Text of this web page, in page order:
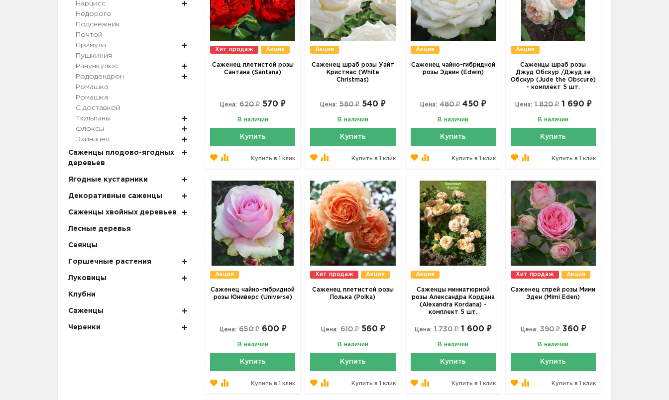
Нарцисс
Недорого
Подснежник
Почтой
Примула
Пушкиния
Ранункулюс
Рододендрон
Ромашка
Ромашка
С доставкой
Тюльпаны
Флоксы
Эхинацея
Саженцы плодово-ягодных
деревьев
Ягодные кустарники
Декоративные саженцы
Саженцы хвойных деревьев
Лесные деревья
Сеянцы
Горшечные растения
Луковицы
Клубни
Саженцы
Черенки
Хит продаж Акция
Саженец плетистой розы
Сантана (Santana)
Цена: 620 ₽ 570 ₽
В наличии
Купить
Купить в 1 клик
Акция
Саженец шраб розы Уайт
Кристмас (White
Christmas)
Цена: 580 ₽ 540 ₽
В наличии
Купить
Купить в 1 клик
Акция
Саженец чайно-гибридной
розы Эдвин (Edwin)
Цена: 480 ₽ 450 ₽
В наличии
Купить
Купить в 1 клик
Акция
Саженцы шраб розы
Джуд Обскур /Джуд зе
Обскур (Jude the Obscure)
- комплект 5 шт.
Цена: 1 820 ₽ 1 690 ₽
В наличии
Купить
Купить в 1 клик
Акция
Саженец чайно-гибридной
розы Юниверс (Universe)
Цена: 650 ₽ 600 ₽
В наличии
Купить
Купить в 1 клик
Хит продаж Акция
Саженец плетистой розы
Полька (Polka)
Цена: 610 ₽ 560 ₽
В наличии
Купить
Купить в 1 клик
Акция
Саженцы миниатюрной
розы Александра Кордана
(Alexandra Kordana) -
комплект 5 шт.
Цена: 1 730 ₽ 1 600 ₽
В наличии
Купить
Купить в 1 клик
Хит продаж Акция
Саженец спрей розы Мими
Эден (Mimi Eden)
Цена: 390 ₽ 360 ₽
В наличии
Купить
Купить в 1 клик